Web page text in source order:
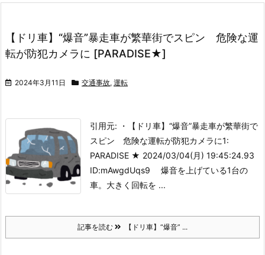
【ドリ車】“爆音”暴走車が繁華街でスピン 危険な運
転が防犯カメラに [PARADISE★]
2024年3月11日 交通事故, 運転
引用元: ・【ドリ車】“爆音”暴走車が繁華街で
スピン 危険な運転が防犯カメラに1:
PARADISE ★ 2024/03/04(月) 19:45:24.93
ID:mAwgdUqs9 爆音を上げている1台の
車。大きく回転を ...
記事を読む 【ドリ車】“爆音” ...